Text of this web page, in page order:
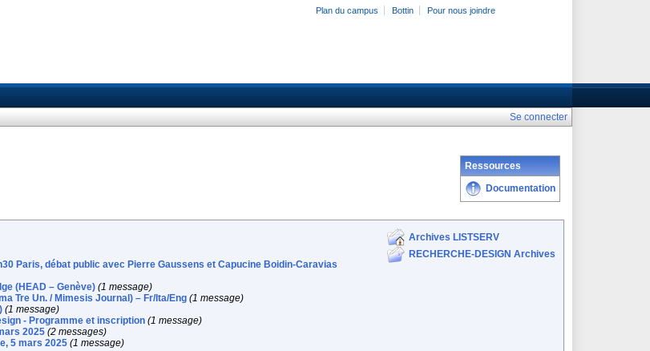
Plan du campus Bottin Pour nous joindre
Se connecter
Ressources
Documentation
Paris, débat public avec Pierre Gaussens et Capucine Boidin-Caravias
(HEAD – Genève) (1 message)
Tre Un. / Mimesis Journal) – Fr/Ita/Eng (1 message)
(1 message)
- Programme et inscription (1 message)
2025 (2 messages)
5 mars 2025 (1 message)
Archives LISTSERV
RECHERCHE-DESIGN Archives